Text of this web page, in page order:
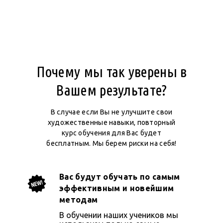
Почему мы так уверены в
Вашем результате?
В случае если Вы не улучшите свои
художественные навыки, повторный
курс обучения для Вас будет
бесплатным. Мы берем риски на себя!
Вас будут обучать по самым
эффективным и новейшим
методам
В обучении наших учеников мы